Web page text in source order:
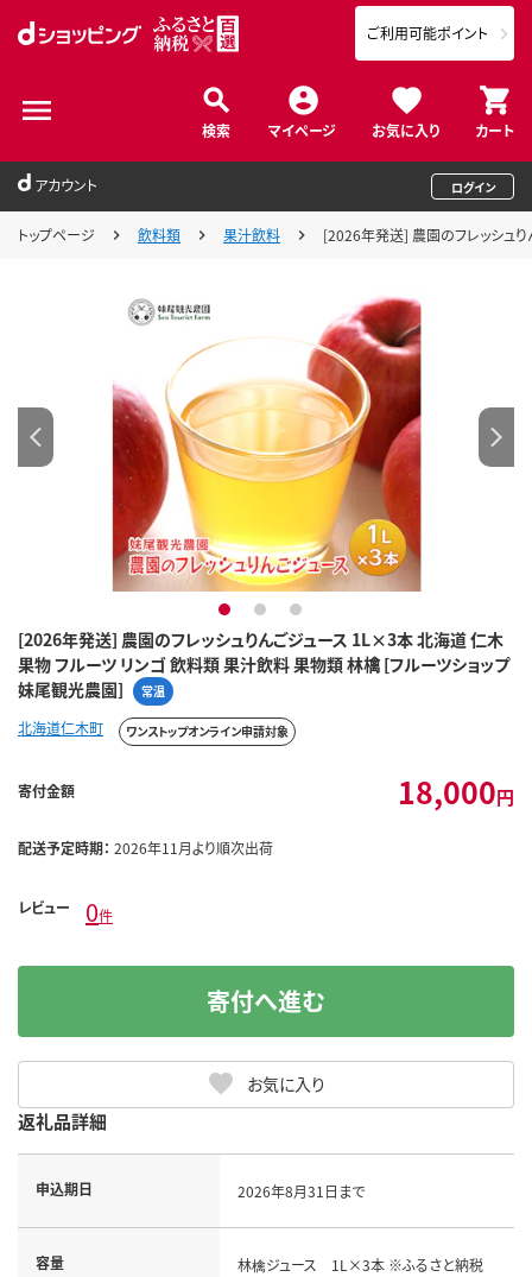
検索 マイページ お気に入り カート
ご利用可能ポイント
アカウント ログイン
トップページ 飲料類 果汁飲料 [2026年発送] 農園のフレッシュ
[2026年発送] 農園のフレッシュりんごジュース 1L×3本 北海道 仁木
果物 フルーツ リンゴ 飲料類 果汁飲料 果物類 林檎 [フルーツショップ
妹尾観光農園]
常温
1 2 3
北海道仁木町 ワンストップオンライン申請対象
寄付金額 18,000円
配送予定時期： 2026年11月より順次出荷
レビュー 0件
お気に入り
寄付へ進む
返礼品詳細
申込期日 2026年8月31日まで
容量
林檎ジュース 1L×3本 ※ふるさと納税